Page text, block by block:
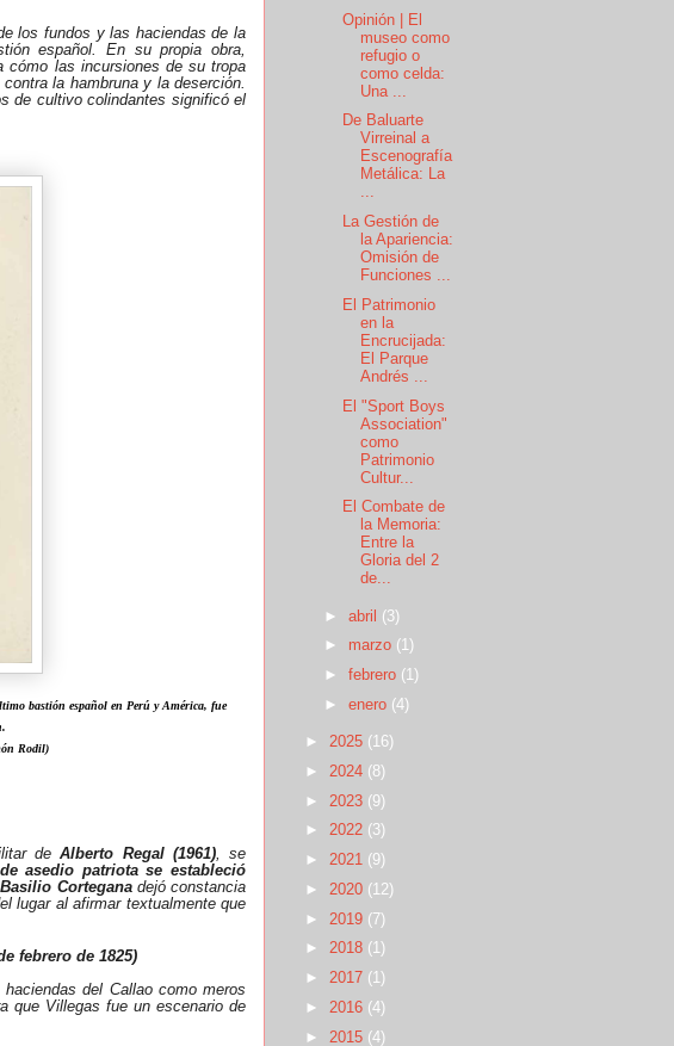
los fundos y las haciendas de la
español. En su propia obra,
cómo las incursiones de su tropa
la hambruna y la deserción.
de cultivo colindantes significó el
bastión español en Perú y América, fue
Rodil)
deAlberto Regal (1961), se
asedio patriota se estableció
Corteganadejó constancia
lugar al afirmar textualmente que
febrero de 1825)
del Callao como meros
que Villegas fue un escenario de
Opinión | El
museo como
refugio o
como celda:
Una ...
De Baluarte
Virreinal a
Escenografía
Metálica: La
...
La Gestión de
la Apariencia:
Omisión de
Funciones ...
El Patrimonio
en la
Encrucijada:
El Parque
Andrés ...
El "Sport Boys
Association"
como
Patrimonio
Cultur...
El Combate de
la Memoria:
Entre la
Gloria del 2
de...
► abril (3)
► marzo (1)
► febrero (1)
► enero (4)
► 2025 (16)
► 2024 (8)
► 2023 (9)
► 2022 (3)
► 2021 (9)
► 2020 (12)
► 2019 (7)
► 2018 (1)
► 2017 (1)
► 2016 (4)
► 2015 (4)